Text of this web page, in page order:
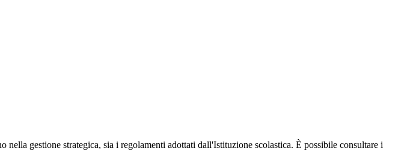
gestione strategica, sia i regolamenti adottati dall'Istituzione scolastica. È possibile consultare i